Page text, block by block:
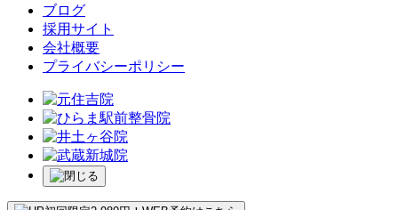
ブログ
採用サイト
会社概要
プライバシーポリシー